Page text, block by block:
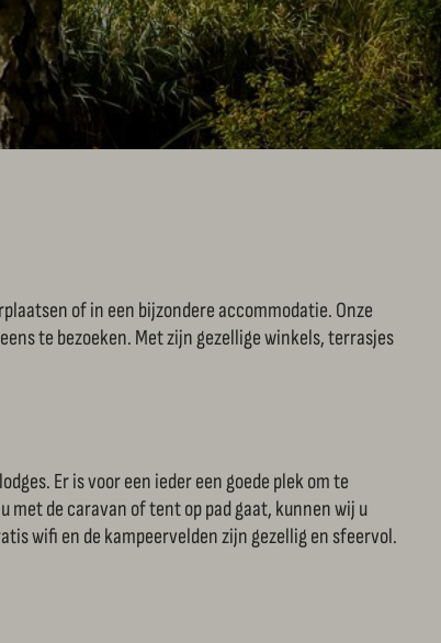
of in een bijzondere accommodatie. Onze
te bezoeken. Met zijn gezellige winkels, terrasjes
Er is voor een ieder een goede plek om te
de caravan of tent op pad gaat, kunnen wij u
wifi en de kampeervelden zijn gezellig en sfeervol.